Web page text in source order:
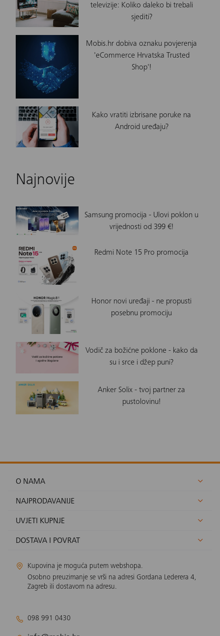
televizije: Koliko daleko bi trebali
sjediti?
Mobis.hr dobiva oznaku povjerenja
'eCommerce Hrvatska Trusted
Shop'!
Kako vratiti izbrisane poruke na
Android uređaju?
Najnovije
Samsung promocija - Ulovi poklon u
vrijednosti od 399 €!
Redmi Note 15 Pro promocija
Honor novi uređaji - ne propusti
posebnu promociju
Vodič za božićne poklone - kako da
su i srce i džep puni?
Anker Solix - tvoj partner za
pustolovinu!
O NAMA
NAJPRODAVANIJE
UVJETI KUPNJE
DOSTAVA I POVRAT
Kupovina je moguća putem webshopa.
Osobno preuzimanje se vrši na adresi Gordana Lederera 4,
Zagreb ili dostavom na adresu.
098 991 0430